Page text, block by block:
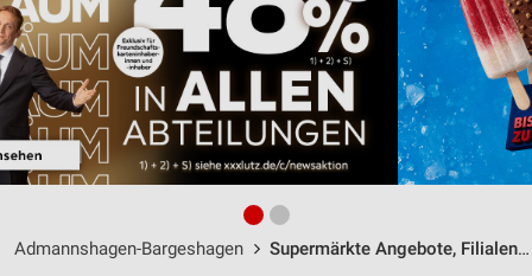
Admannshagen-Bargeshagen Supermärkte Angebote, Filialen & Öffnungszeiten